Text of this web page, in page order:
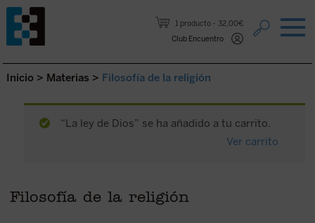
1 producto
32,00€
Club Encuentro
Saltar al contenido.
Inicio > Materias > Filosofía de la religión
“La ley de Dios” se ha añadido a tu carrito.
Ver carrito
Filosofía de la religión